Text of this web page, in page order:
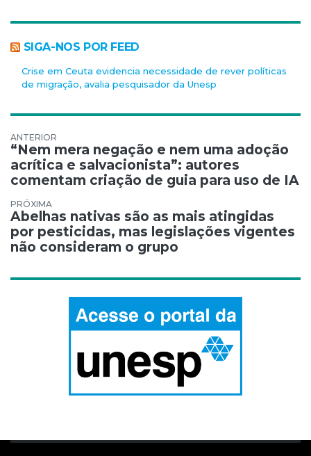
SIGA-NOS POR FEED
Crise em Ceuta evidencia necessidade de rever políticas
de migração, avalia pesquisador da Unesp
Navegação de Post
“Nem mera negação e nem uma adoção
acrítica e salvacionista”: autores
comentam criação de guia para uso de IA
Abelhas nativas são as mais atingidas
por pesticidas, mas legislações vigentes
não consideram o grupo